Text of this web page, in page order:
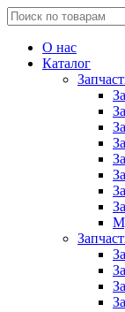
Search
for:
О нас
Каталог